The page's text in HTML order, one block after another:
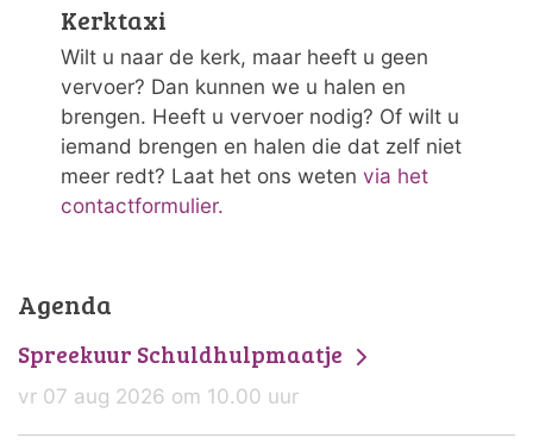
Kerktaxi
Wilt u naar de kerk, maar heeft u geen
vervoer? Dan kunnen we u halen en
brengen. Heeft u vervoer nodig? Of wilt u
iemand brengen en halen die dat zelf niet
meer redt? Laat het ons weten via het
contactformulier.
Agenda
Spreekuur Schuldhulpmaatje
vr 07 aug 2026 om 10.00 uur